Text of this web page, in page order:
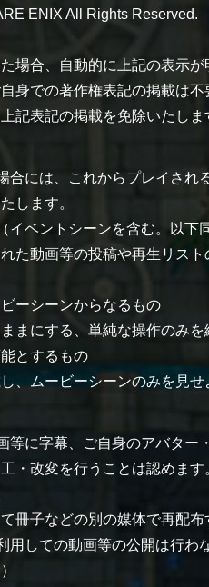
ENIX All Rights Reserved.
合、自動的に上記の表示が
身での著作権表記の掲載は不
記表記の掲載を免除いたしま
には、これからプレイされ
します。
ベントシーンを含む。以下
た動画等の投稿や再生リスト
ーシーンからなるもの
まにする、単純な操作のみ
とするもの
、ムービーシーンのみを見
に字幕、ご自身のアバター
・改変を行うことは認めます
冊子などの別の媒体で再配布
しての動画等の公開は行わ